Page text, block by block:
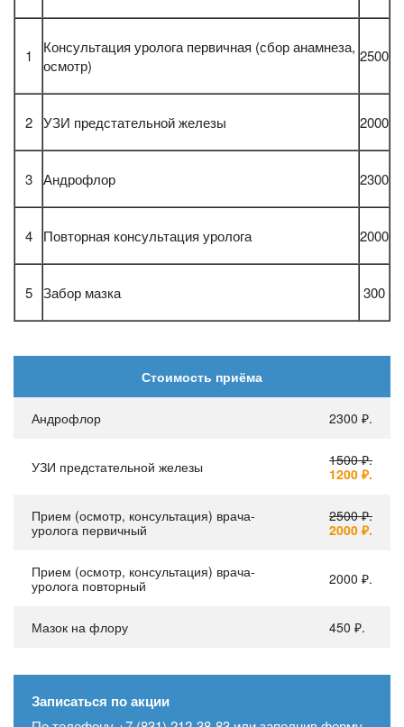
1
Консультация уролога первичная (сбор анамнеза,
осмотр)
2500
2 УЗИ предстательной железы 2000
3 Андрофлор 2300
4 Повторная консультация уролога 2000
5 Забор мазка 300
Стоимость приёма
Андрофлор 2300 ₽.
УЗИ предстательной железы
1500 ₽.
1200 ₽.
Прием (осмотр, консультация) врача-
уролога первичный
2500 ₽.
2000 ₽.
Прием (осмотр, консультация) врача-
уролога повторный
2000 ₽.
Мазок на флору 450 ₽.
Записаться по акции